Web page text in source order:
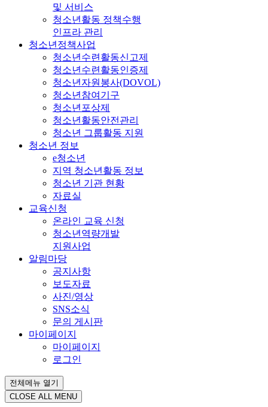
및 서비스
청소년활동 정책수행
인프라 관리
청소년정책사업
청소년수련활동신고제
청소년수련활동인증제
청소년자원봉사(DOVOL)
청소년참여기구
청소년포상제
청소년활동안전관리
청소년 그룹활동 지원
청소년 정보
e청소년
지역 청소년활동 정보
청소년 기관 현황
자료실
교육신청
온라인 교육 신청
청소년역량개발
지원사업
알림마당
공지사항
보도자료
사진/영상
SNS소식
문의 게시판
마이페이지
마이페이지
로그인
전체메뉴 열기
CLOSE ALL MENU